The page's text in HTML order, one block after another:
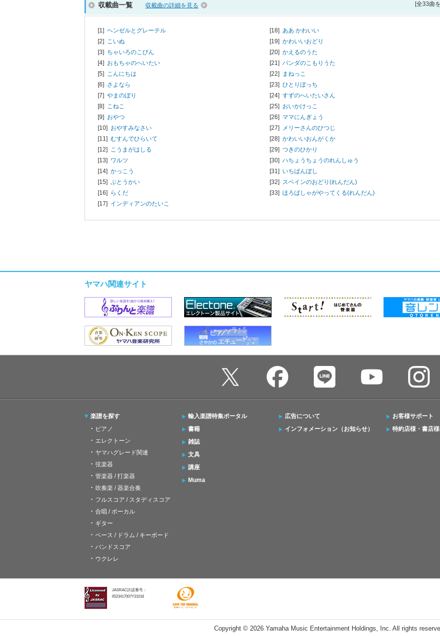
収載曲一覧 収載曲の詳細を見る [全33曲
[1] ヘンゼルとグレーテル
[2] こいぬ
[3] ちゃいろのこびん
[4] おもちゃのへいたい
[5] こんにちは
[6] さよなら
[7] やまのぼり
[8] こねこ
[9] おやつ
[10] おやすみなさい
[11] むすんでひらいて
[12] こうまがはしる
[13] ワルツ
[14] かっこう
[15] ぶとうかい
[16]
らくだ
[17] インディアンのたいこ
[18] ああ かわいい
[19] かわいいおどり
[20] かえるのうた
[21] パンダのこもりうた
[22]
まねっこ
[23] ひとりぼっち
[24] すずのへいたいさん
[25] おいかけっこ
[26] ママにんぎょう
[27]
メリーさんのひつじ
[28] かわいいおんがくか
[29] つきのひかり
[30] ハちょうちょうのれんしゅう
[31] いちばんぼし
[32] スペインのおどり(れんだん)
[33] ほろばしゃがやってくる(れんだん)
ヤマハ関連サイト
楽譜を探す
ピアノ
エレクトーン
ヤマハグレード関連
弦楽器
管楽器 / 打楽器
吹奏楽 / 器楽合奏
フルスコア / スタディスコア
合唱 / ボーカル
ギター
ベース / ドラム / キーボード
バンドスコア
ウクレレ
輸入楽譜特集ポータル
書籍
雑誌
文具
講座
Muma
広告について
インフォメーション（お知らせ）
お客様サポート
特約店様・書店
JASRAC許諾番号：
6523417007Y31018
Copyright © 2026 Yamaha Music Entertainment Holdings, Inc. All rights